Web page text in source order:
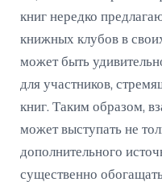
книг нередко
книжных клубов в
может быть
для участников,
книг. Таким образом,
может выступать не
дополнительного
существенно